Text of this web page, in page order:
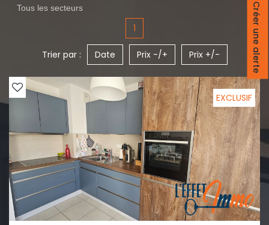
Tous les secteurs Créer une alerte
1
Trier par : Date Prix -/+ Prix +/-
EXCLUSIF